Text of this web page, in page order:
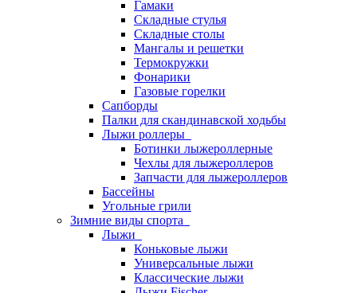
Гамаки
Складные стулья
Складные столы
Мангалы и решетки
Термокружки
Фонарики
Газовые горелки
Сапборды
Палки для скандинавской ходьбы
Лыжи роллеры
Ботинки лыжероллерные
Чехлы для лыжероллеров
Запчасти для лыжероллеров
Бассейны
Угольные грили
Зимние виды спорта
Лыжи
Коньковые лыжи
Универсальные лыжи
Классические лыжи